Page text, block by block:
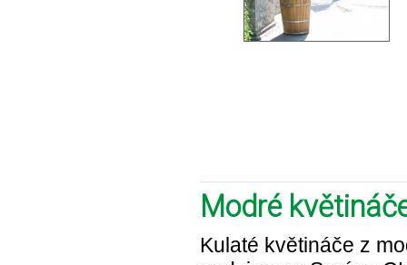
Modré
Kulaté květináče z